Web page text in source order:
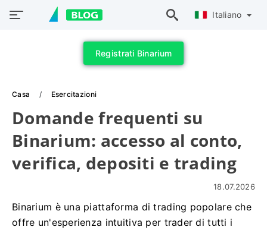
Italiano
Registrati Binarium
Casa Esercitazioni
Domande frequenti su
Binarium: accesso al conto,
verifica, depositi e trading
18.07.2026
Binarium è una piattaforma di trading popolare che
offre un'esperienza intuitiva per trader di tutti i